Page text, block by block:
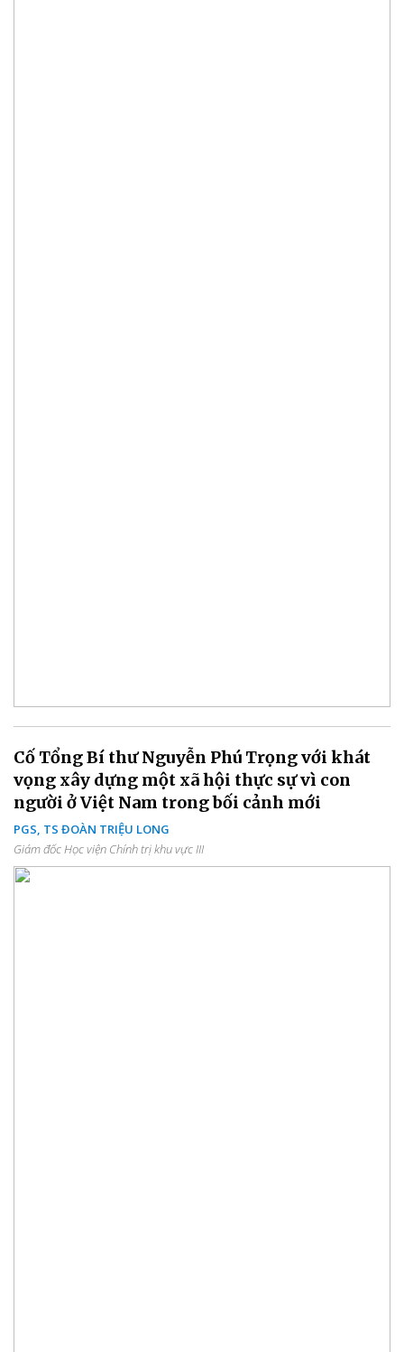
Cố Tổng Bí thư Nguyễn Phú Trọng với khát
vọng xây dựng một xã hội thực sự vì con
người ở Việt Nam trong bối cảnh mới
PGS, TS ĐOÀN TRIỆU LONG
Giám đốc Học viện Chính trị khu vực III